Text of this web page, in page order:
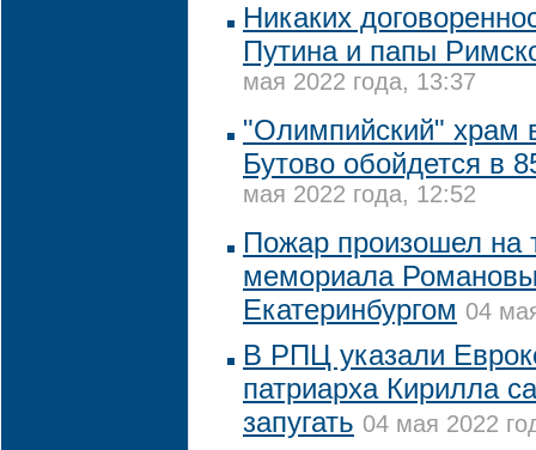
Никаких
Путина и папы
мая 2022 года, 13:37
"Олимпийский" храм
Бутово обойдется в
мая 2022 года, 12:52
Пожар произошел на
мемориала
Екатеринбургом 04
В РПЦ указали
патриарха Кирилла
запугать 04 мая 2022